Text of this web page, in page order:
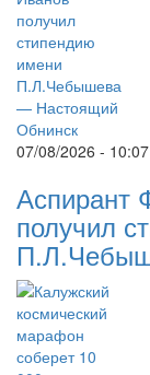
07/08/2026 - 10:07
Аспирант
получил